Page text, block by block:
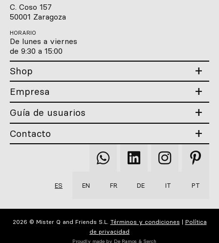
C. Coso 157
50001 Zaragoza
HORARIO
De lunes a viernes
de 9:30 a 15:00
Shop
Empresa
Guía de usuarios
Contacto
Qooqer
WhatsApp
Qooqer
Linkedin
Qooqer
Instagram
Qooqer
ES EN FR DE IT PT
2026 © Mister Q and Friends S.L. Términos y condiciones | Política
de privacidad
Proudly made by De Ramos & Serch